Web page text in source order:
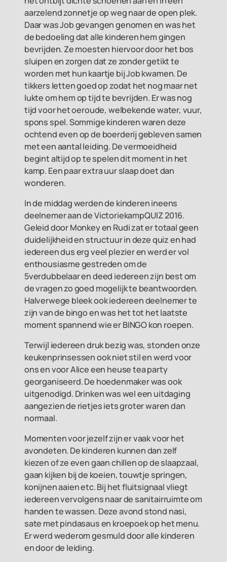
aarzelend zonnetje op weg naar de open plek.
Daar was Job gevangen genomen en was het
de bedoeling dat alle kinderen hem gingen
bevrijden. Ze moesten hiervoor door het bos
sluipen en zorgen dat ze zonder getikt te
worden met hun kaartje bij Job kwamen. De
tikkers letten goed op zodat het nog maar net
lukte om hem op tijd te bevrijden. Er was nog
tijd voor het oeroude, welbekende water, vuur,
spons spel. Sommige kinderen waren deze
ochtend even op de boerderij gebleven samen
met een aantal leiding. De vermoeidheid
begint altijd op te spelen dit moment in het
kamp. Een paar extra uur slaap doet dan
wonderen.
In de middag werden de kinderen ineens
deelnemer aan de VictoriekampQUIZ 2016.
Geleid door Monkey en Rudi zat er totaal geen
duidelijkheid en structuur in deze quiz en had
iedereen dus erg veel plezier en werd er vol
enthousiasme gestreden om de
5verdubbelaar en deed iedereen zijn best om
de vragen zo goed mogelijk te beantwoorden.
Halverwege bleek ook iedereen deelnemer te
zijn van de bingo en was het tot het laatste
moment spannend wie er BINGO kon roepen.
Terwijl iedereen druk bezig was, stonden onze
keukenprinsessen ook niet stil en werd voor
ons en voor Alice een heuse tea party
georganiseerd. De hoedenmaker was ook
uitgenodigd. Drinken was wel een uitdaging
aangezien de rietjes iets groter waren dan
normaal.
Momenten voor jezelf zijn er vaak voor het
avondeten. De kinderen kunnen dan zelf
kiezen of ze even gaan chillen op de slaapzaal,
gaan kijken bij de koeien, touwtje springen,
konijnen aaien etc. Bij het fluitsignaal vliegt
iedereen vervolgens naar de sanitairruimte om
handen te wassen. Deze avond stond nasi,
sate met pindasaus en kroepoek op het menu.
Er werd wederom gesmuld door alle kinderen
en door de leiding.